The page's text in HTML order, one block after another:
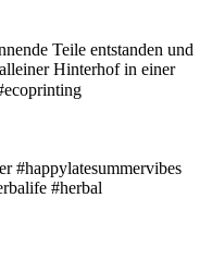
Teile entstanden und
Hinterhof in einer